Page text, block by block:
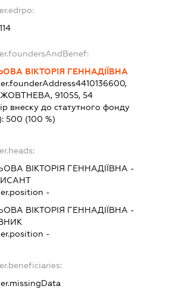
ВІКТОРІЯ ГЕННАДІЇВНА
4410136600,
91055, 54
внеску до статутного фонду
500 (100 %)
ВІКТОРІЯ ГЕННАДІЇВНА -
-
ВІКТОРІЯ ГЕННАДІЇВНА -
-